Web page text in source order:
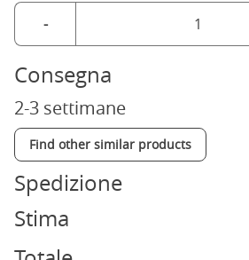
-
Consegna
2-3 settimane
Find other similar products
Spedizione
Stima